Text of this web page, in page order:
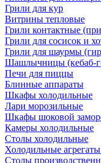
Грили для кур
Витрины тепловые
Грили контактные
Грили для сосисок и
Грили для шаурмы
Шашлычницы (кебаб-
Печи для пиццы
Блинные аппараты
Шкафы холодильные
Лари морозильные
Шкафы шоковой
Камеры холодильные
Столы холодильные
Холодильные
Столы